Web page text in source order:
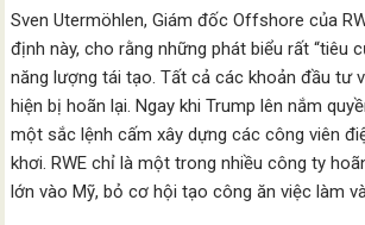
Sven Utermöhlen, Giám đốc Offshore của
định này, cho rằng những phát biểu rất “tiêu
năng lượng tái tạo. Tất cả các khoản đầu tư
hiện bị hoãn lại. Ngay khi Trump lên nắm
một sắc lệnh cấm xây dựng các công viên
khơi. RWE chỉ là một trong nhiều công ty
lớn vào Mỹ, bỏ cơ hội tạo công ăn việc làm